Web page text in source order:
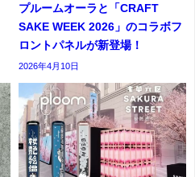
プルームオーラと「CRAFT
SAKE WEEK 2026」のコラボフ
ロントパネルが新登場！
2026年4月10日